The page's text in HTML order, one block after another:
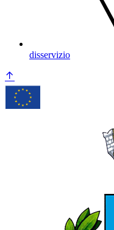
disservizio